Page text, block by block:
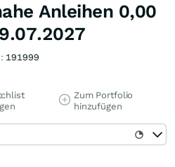
Anleihen 0,00
191999
Zum Portfolio
hinzufügen